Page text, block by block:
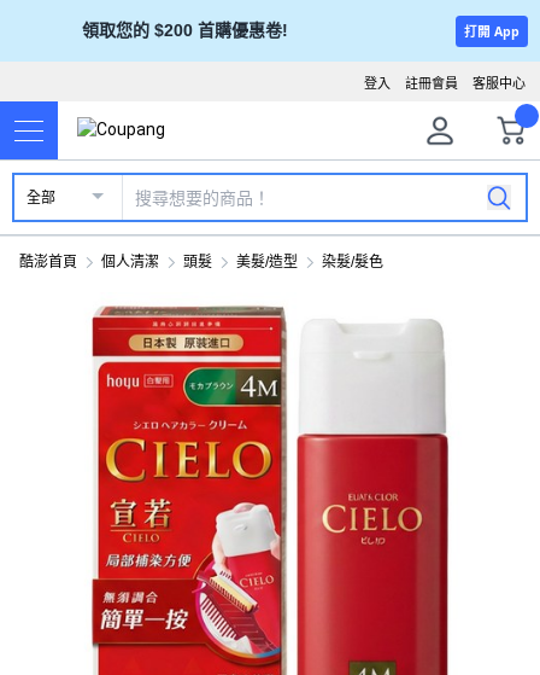
領取您的 $200 首購優惠卷! 打開 App
客服中心
註冊會員
登入
全部
酷澎首頁 個人清潔 頭髮 美髮/造型 染髮/髮色